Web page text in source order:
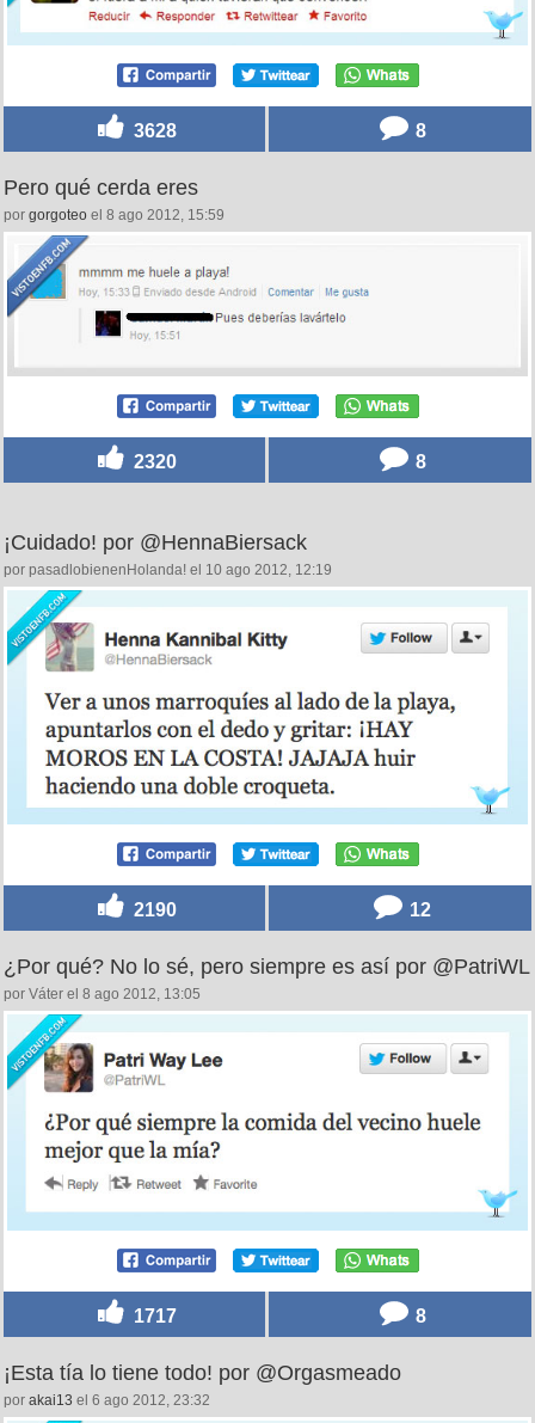
3628 8
Pero qué cerda eres
por gorgoteo el 8 ago 2012, 15:59
2320 8
¡Cuidado! por @HennaBiersack
por pasadlobienenHolanda! el 10 ago 2012, 12:19
2190 12
¿Por qué? No lo sé, pero siempre es así por @PatriWL
por Váter el 8 ago 2012, 13:05
1717 8
¡Esta tía lo tiene todo! por @Orgasmeado
por akai13 el 6 ago 2012, 23:32